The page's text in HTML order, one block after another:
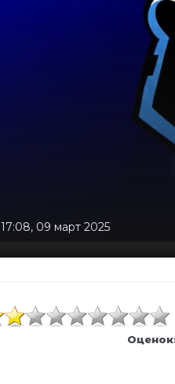
17:08, 09 март 2025